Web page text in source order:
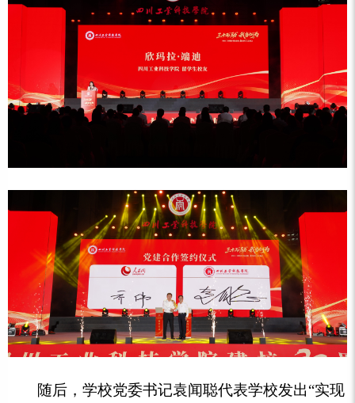
随后，学校党委书记袁闻聪代表学校发出“实现